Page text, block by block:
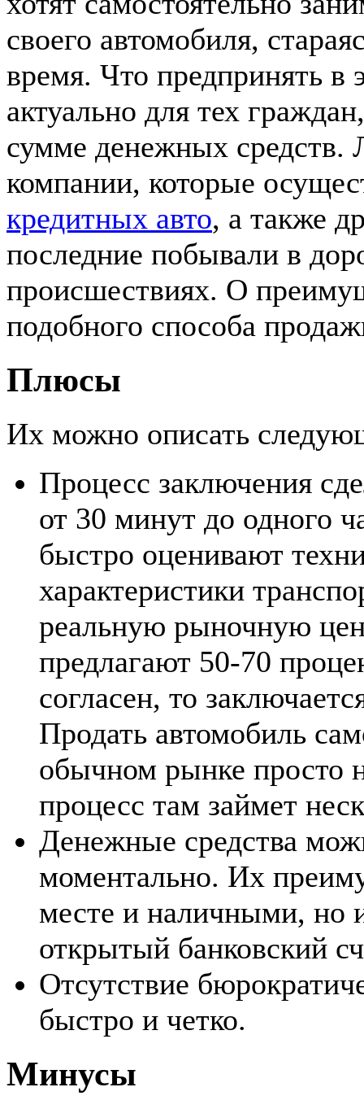
своего автомобиля,
время. Что предпринять в
актуально для тех
сумме денежных средств.
компании, которые
кредитных авто, а также
последние побывали в
происшествиях. О
подобного способа
Плюсы
Их можно описать
Процесс заключения
от 30 минут до одного
быстро оценивают
характеристики
реальную рыночную
предлагают 50-70
согласен, то
Продать автомобиль
обычном рынке просто
процесс там займет
Денежные средства
моментально. Их
месте и наличными, но
открытый банковский
Отсутствие
быстро и четко.
Минусы